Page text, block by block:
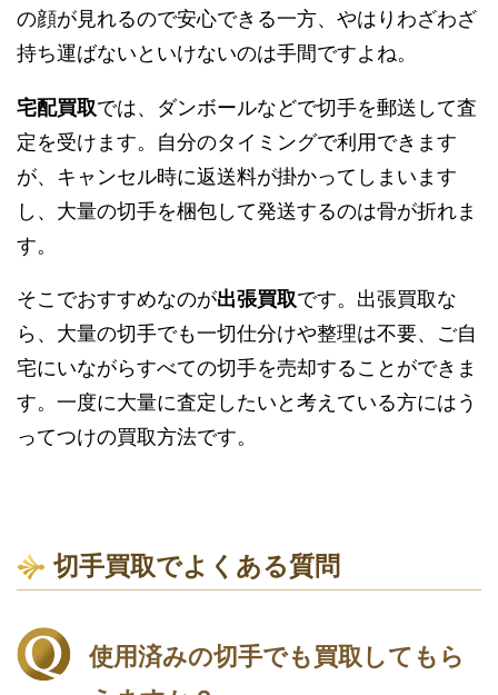
の顔が見れるので安心できる一方、やはりわざわざ
持ち運ばないといけないのは手間ですよね。
宅配買取では、ダンボールなどで切手を郵送して査
定を受けます。自分のタイミングで利用できます
が、キャンセル時に返送料が掛かってしまいます
し、大量の切手を梱包して発送するのは骨が折れま
す。
そこでおすすめなのが出張買取です。出張買取な
ら、大量の切手でも一切仕分けや整理は不要、ご自
宅にいながらすべての切手を売却することができま
す。一度に大量に査定したいと考えている方にはう
ってつけの買取方法です。
切手買取でよくある質問
使用済みの切手でも買取してもら